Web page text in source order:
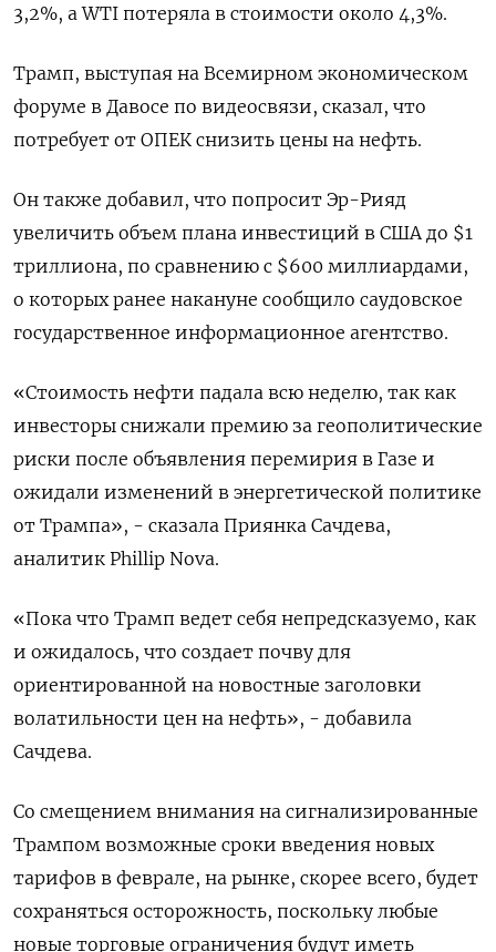
3,2%, а WTI потеряла в стоимости около 4,3%.
Трамп, выступая на Всемирном экономическом
форуме в Давосе по видеосвязи, сказал, что
потребует от ОПЕК снизить цены на нефть.
Он также добавил, что попросит Эр-Рияд
увеличить объем плана инвестиций в США до $1
триллиона, по сравнению с $600 миллиардами,
о которых ранее накануне сообщило саудовское
государственное информационное агентство.
«Стоимость нефти падала всю неделю, так как
инвесторы снижали премию за геополитические
риски после объявления перемирия в Газе и
ожидали изменений в энергетической политике
от Трампа», - сказала Приянка Сачдева,
аналитик Phillip Nova.
«Пока что Трамп ведет себя непредсказуемо, как
и ожидалось, что создает почву для
ориентированной на новостные заголовки
волатильности цен на нефть», - добавила
Сачдева.
Со смещением внимания на сигнализированные
Трампом возможные сроки введения новых
тарифов в феврале, на рынке, скорее всего, будет
сохраняться осторожность, поскольку любые
новые торговые ограничения будут иметь